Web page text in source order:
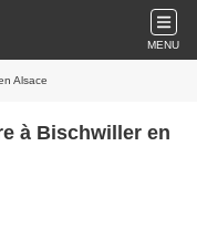
MENU
Alsace
à Bischwiller en